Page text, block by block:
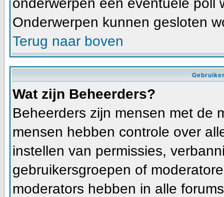
Onderwerpen kunnen gesloten
Terug naar boven
Wat zijn Beheerders?
Beheerders zijn mensen met de
mensen hebben controle over
instellen van permissies,
gebruikersgroepen of
moderators hebben in alle